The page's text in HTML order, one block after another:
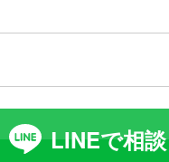
LINEで相談